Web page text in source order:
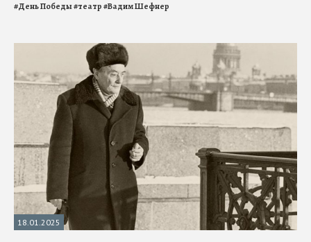
#День Победы#театр#Вадим Шефнер
18.01.2025